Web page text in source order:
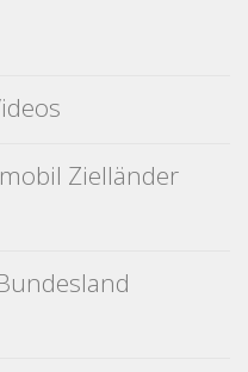
Zielländer